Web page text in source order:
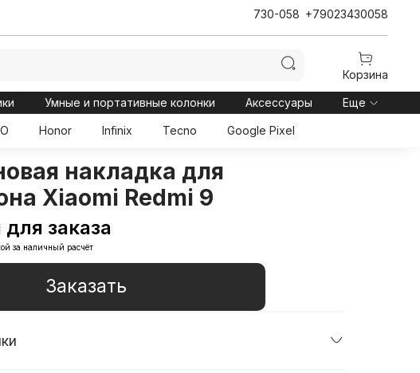
730-058 +79023430058
Корзина
Умные и портативные колонки Аксессуары Еще
Honor Infinix Tecno Google Pixel
накладка для
Xiaomi Redmi 9
заказа
за наличный расчёт
Заказать